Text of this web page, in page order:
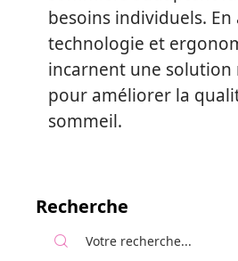
besoins individuels. En
technologie et
incarnent une solution
pour améliorer la
sommeil.
Recherche